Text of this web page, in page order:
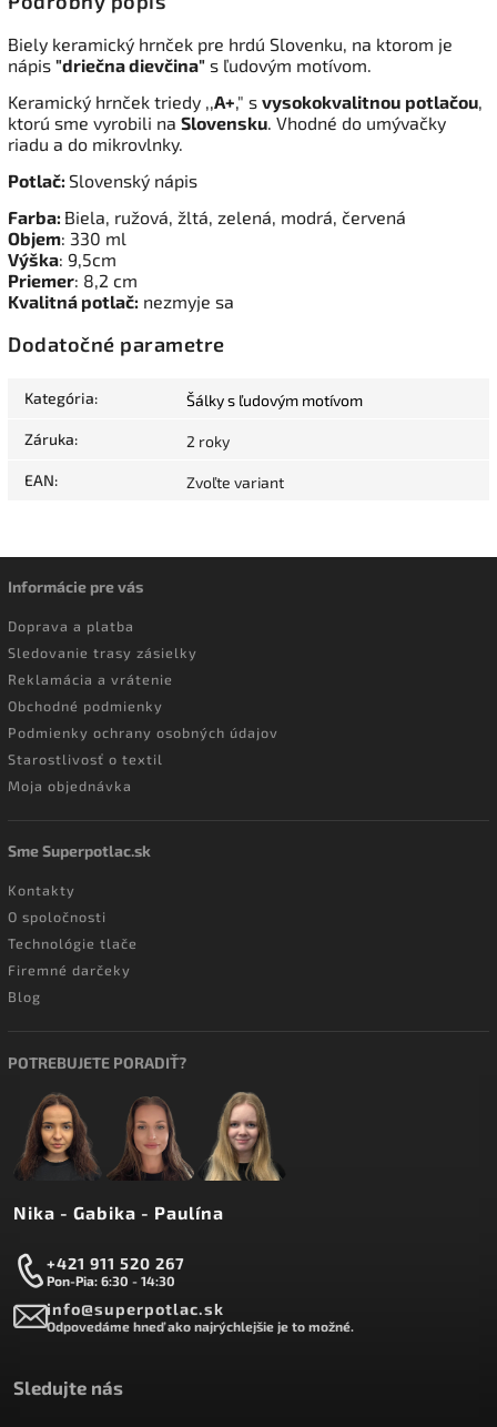
Biely keramický hrnček pre hrdú Slovenku, na ktorom je
nápis "driečna dievčina" s ľudovým motívom.
Keramický hrnček triedy ,,A+," s vysokokvalitnou potlačou,
ktorú sme vyrobili na Slovensku. Vhodné do umývačky
riadu a do mikrovlnky.
Potlač: Slovenský nápis
Farba: Biela, ružová, žltá, zelená, modrá, červená
Objem: 330 ml
Výška: 9,5cm
Priemer: 8,2 cm
Kvalitná potlač: nezmyje sa
Dodatočné parametre
Kategória: Šálky s ľudovým motívom
Záruka: 2 roky
EAN: Zvoľte variant
Informácie pre vás
Doprava a platba
Sledovanie trasy zásielky
Reklamácia a vrátenie
Obchodné podmienky
Podmienky ochrany osobných údajov
Starostlivosť o textil
Moja objednávka
Sme Superpotlac.sk
Kontakty
O spoločnosti
Technológie tlače
Firemné darčeky
Blog
POTREBUJETE PORADIŤ?
Nika - Gabika - Paulína
+421 911 520 267
Pon-Pia: 6:30 - 14:30
info@superpotlac.sk
Odpovedáme hneď ako najrýchlejšie je to možné.
Sledujte nás